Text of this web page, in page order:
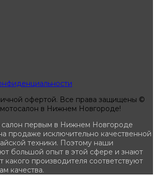
офертой. Все права защищены ©
в Нижнем Новгороде!
салон первым в Нижнем Новгороде
продаже исключительно качественной
техники. Поэтому наши
большой опыт в этой сфере и знают
какого производителя соответствуют
качества.